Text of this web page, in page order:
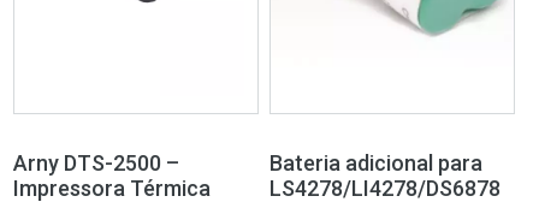
Arny DTS-2500 –
Impressora Térmica
Bateria adicional para
LS4278/LI4278/DS6878